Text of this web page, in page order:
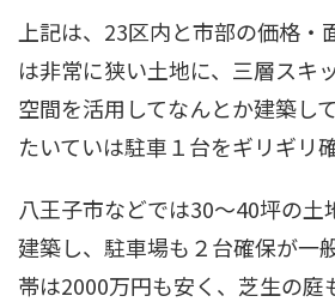
上記は、23区内と市部の価格・
は非常に狭い土地に、三層スキ
空間を活用してなんとか建築し
たいていは駐車１台をギリギリ
八王子市などでは30～40坪の土
建築し、駐車場も２台確保が一
帯は2000万円も安く、芝生の庭